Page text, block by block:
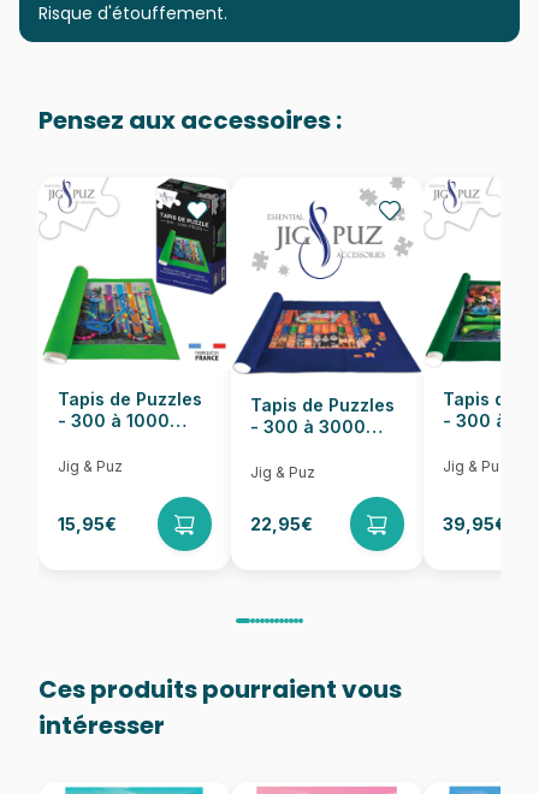
Age
Puzzle pour Adultes (500 à
Provenance Fabriqué en France
EAN 3760301337331
Nombre de pièces 1000 pièces
Dimensions 69 x 48 cm
Risque d'étouffement.
Pensez aux accessoires :
Tapis de Puzzles
- 300 à 1000
Jig & Puz
15,95€
Tapis de Puzzles
- 300 à 3000
Jig & Puz
22,95€
Tapis de
- 300 à
Jig & Puz
39,95€
Ces produits pourraient vous
intéresser